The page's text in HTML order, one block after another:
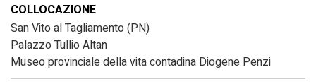
COLLOCAZIONE
San Vito al Tagliamento (PN)
Palazzo Tullio Altan
Museo provinciale della vita contadina Diogene Penzi